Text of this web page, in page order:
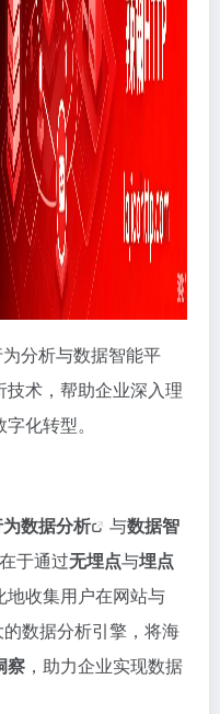
分析与数据智能平
术，帮助企业深入理
化转型。
数据分析 与数据智
于通过无埋点与埋点
收集用户在网站与
数据分析引擎，将海
察 ，助力企业实现数据